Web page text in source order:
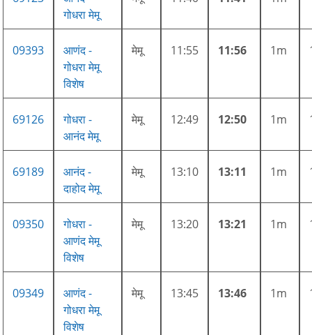
गोधरा मेमू
09393
आणंद -
गोधरा मेमू
विशेष
मेमू 11:55 11:56 1m
69126
गोधरा -
आनंद मेमू
मेमू 12:49 12:50 1m
69189
आनंद -
दाहोद मेमू
मेमू 13:10 13:11 1m
09350
गोधरा -
आणंद मेमू
विशेष
मेमू 13:20 13:21 1m
09349
आणंद -
गोधरा मेमू
विशेष
मेमू 13:45 13:46 1m